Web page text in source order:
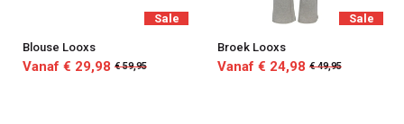
Sale
Blouse Looxs
Vanaf € 29,98 € 59,95
Sale
Broek Looxs
Vanaf € 24,98 € 49,95